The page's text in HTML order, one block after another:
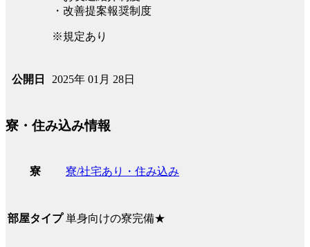
・改善提案報奨制度
※規定あり
公開日 2025年 01月 28日
寮・住み込み情報
寮 寮/社宅あり・住み込み
部屋タイプ 単身向けの寮完備★